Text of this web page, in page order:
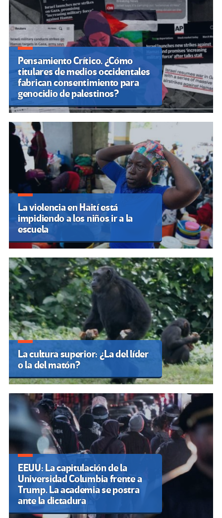
Pensamiento Crítico. ¿Cómo
titulares de medios occidentales
fabrican consentimiento para
genocidio de palestinos?
La violencia en Haití está
impidiendo a los niños ir a la
escuela
La cultura superior: ¿La del líder
o la del matón?
EEUU: La capitulación de la
Universidad Columbia frente a
Trump. La academia se postra
ante la dictadura